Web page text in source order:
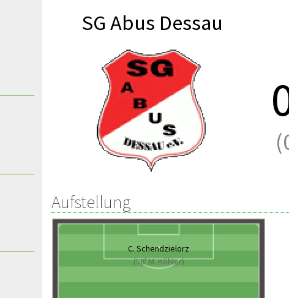
SG Abus Dessau
Aufstellung
C. Schendzielorz
(56' M. Köhler)